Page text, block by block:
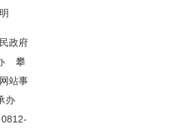
政府
攀
站事
办